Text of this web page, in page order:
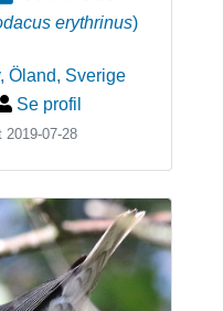
erythrinus)
Öland, Sverige
Se profil
2019-07-28